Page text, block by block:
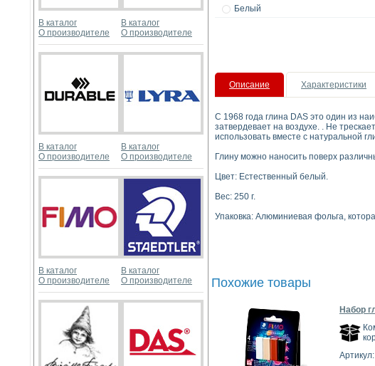
В каталог
О производителе
В каталог
О производителе
В каталог
О производителе
В каталог
О производителе
В каталог
О производителе
В каталог
О производителе
Белый
Описание Характеристики
С 1968 года глина DAS это один из
затвердевает на воздухе. . Не
использовать вместе с натуральной
Глину можно наносить поверх
Цвет: Естественный белый.
Вес: 250 г.
Упаковка: Алюминиевая фольга,
Похожие товары
Набор